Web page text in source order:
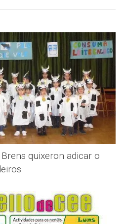
quixeron adicar o